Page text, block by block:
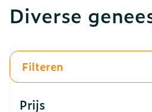
Diverse
Filteren
Prijs